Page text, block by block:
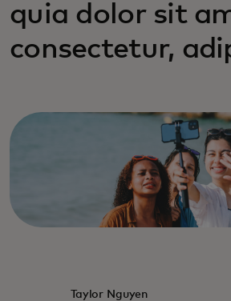
quia dolor sit
consectetur,
Taylor Nguyen